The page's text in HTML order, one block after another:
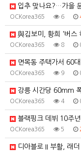
입추 맞나요?…가을
OCKorea365 6
與김보미, 황희 '버스
OCKorea365 8
면목동 주택가서 60
OCKorea365 9
강릉 시간당 60mm
OCKorea365 4
블랙핑크 데뷔 10주
OCKorea365 5
디아블로 II 부활, 래